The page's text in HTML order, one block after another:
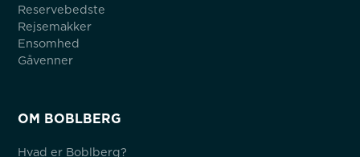
Reservebedste
Rejsemakker
Ensomhed
Gåvenner
OM BOBLBERG
Hvad er Boblberg?